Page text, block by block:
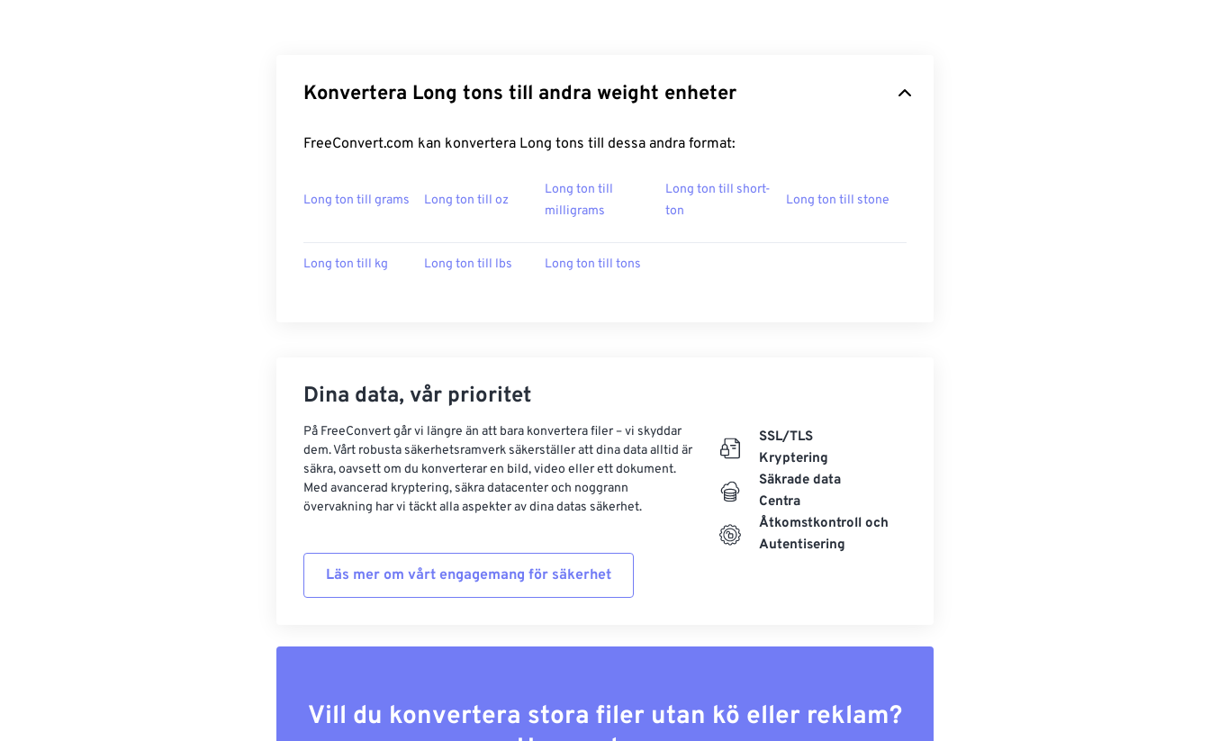
Konvertera Long tons till andra weight enheter
FreeConvert.com kan konvertera Long tons till dessa andra format:
Long ton till grams Long ton till oz
Long ton till
milligrams
Long ton till short-
ton
Long ton till stone
Long ton till kg Long ton till lbs Long ton till tons
Dina data, vår prioritet
På FreeConvert går vi längre än att bara konvertera filer – vi skyddar
dem. Vårt robusta säkerhetsramverk säkerställer att dina data alltid är
säkra, oavsett om du konverterar en bild, video eller ett dokument.
Med avancerad kryptering, säkra datacenter och noggrann
övervakning har vi täckt alla aspekter av dina datas säkerhet.
Läs mer om vårt engagemang för säkerhet
SSL/TLS
Kryptering
Säkrade data
Centra
Åtkomstkontroll och
Autentisering
Vill du konvertera stora filer utan kö eller reklam?